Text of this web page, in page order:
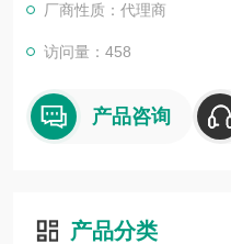
N30-U1-A2
厂商性质：代理商
访问量：458
产品咨询
产品分类